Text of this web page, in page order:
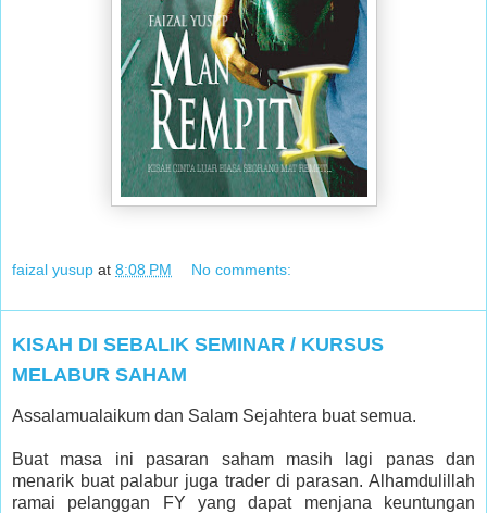
faizal yusup at 8:08 PM No comments:
KISAH DI SEBALIK SEMINAR / KURSUS
MELABUR SAHAM
Assalamualaikum dan Salam Sejahtera buat semua.
Buat masa ini pasaran saham masih lagi panas dan
menarik buat palabur juga trader di parasan. Alhamdulillah
ramai pelanggan FY yang dapat menjana keuntungan